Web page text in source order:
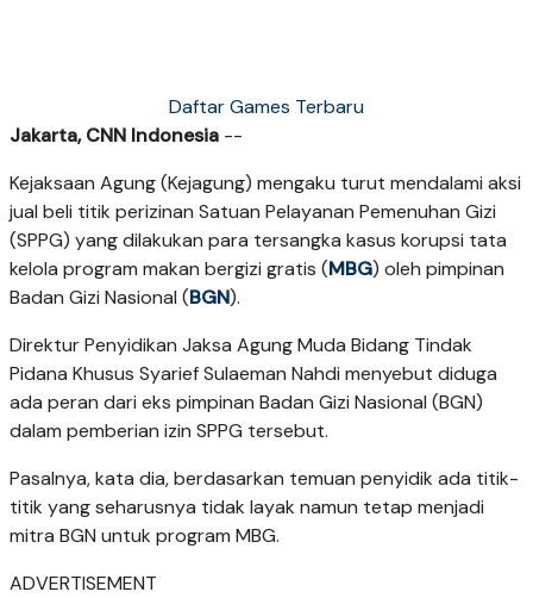
Daftar Games Terbaru
Jakarta, CNN Indonesia --
Kejaksaan Agung (Kejagung) mengaku turut mendalami aksi
jual beli titik perizinan Satuan Pelayanan Pemenuhan Gizi
(SPPG) yang dilakukan para tersangka kasus korupsi tata
kelola program makan bergizi gratis (MBG) oleh pimpinan
Badan Gizi Nasional (BGN).
Direktur Penyidikan Jaksa Agung Muda Bidang Tindak
Pidana Khusus Syarief Sulaeman Nahdi menyebut diduga
ada peran dari eks pimpinan Badan Gizi Nasional (BGN)
dalam pemberian izin SPPG tersebut.
Pasalnya, kata dia, berdasarkan temuan penyidik ada titik-
titik yang seharusnya tidak layak namun tetap menjadi
mitra BGN untuk program MBG.
ADVERTISEMENT